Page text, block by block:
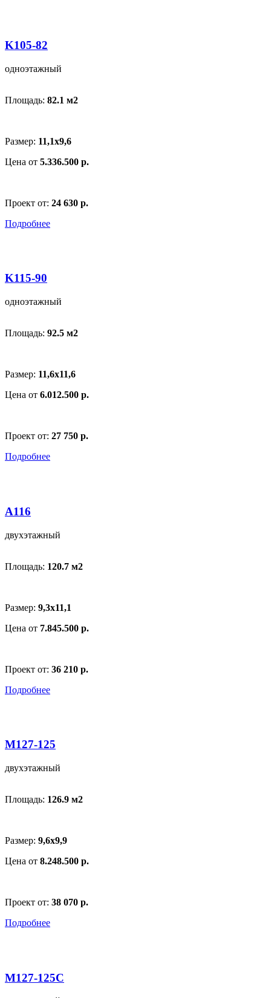
K105-82
одноэтажный
Площадь: 82.1 м2
Размер: 11,1x9,6
Цена от 5.336.500 р.
Проект от: 24 630 р.
Подробнее
K115-90
одноэтажный
Площадь: 92.5 м2
Размер: 11,6x11,6
Цена от 6.012.500 р.
Проект от: 27 750 р.
Подробнее
A116
двухэтажный
Площадь: 120.7 м2
Размер: 9,3x11,1
Цена от 7.845.500 р.
Проект от: 36 210 р.
Подробнее
M127-125
двухэтажный
Площадь: 126.9 м2
Размер: 9,6x9,9
Цена от 8.248.500 р.
Проект от: 38 070 р.
Подробнее
M127-125C